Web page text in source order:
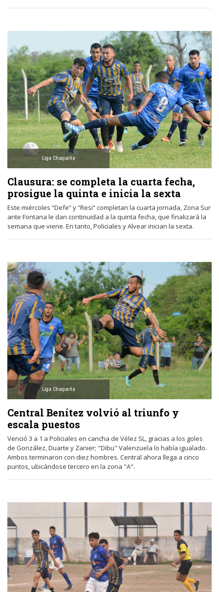
Liga Chaqueña
Clausura: se completa la cuarta fecha,
prosigue la quinta e inicia la sexta
Este miércoles “Defe” y “Resi” completan la cuarta jornada, Zona Sur
ante Fontana le dan continuidad a la quinta fecha, que finalizará la
semana que viene. En tanto, Policiales y Alvear inician la sexta.
Liga Chaqueña
Central Benítez volvió al triunfo y
escala puestos
Venció 3 a 1 a Policiales en cancha de Vélez SL, gracias a los goles
de González, Duarte y Zanier; "Dibu" Valenzuela lo había igualado.
Ambos terminaron con diez hombres. Central ahora llega a cinco
puntos, ubicándose tercero en la zona "A".